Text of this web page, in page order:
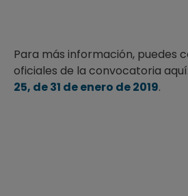
Para más información, puedes
oficiales de la convocatoria aquí:
25, de 31 de enero de 2019.